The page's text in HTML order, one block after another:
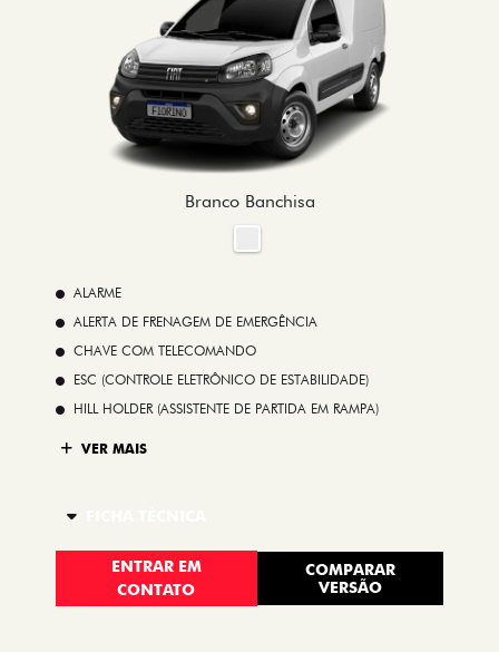
Branco Banchisa
ALARME
ALERTA DE FRENAGEM DE EMERGÊNCIA
CHAVE COM TELECOMANDO
ESC (CONTROLE ELETRÔNICO DE ESTABILIDADE)
HILL HOLDER (ASSISTENTE DE PARTIDA EM RAMPA)
VER MAIS
ENTRAR EM
CONTATO
COMPARAR
VERSÃO